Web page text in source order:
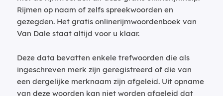
Rijmen op naam of zelfs spreekwoorden en
gezegden. Het gratis onlinerijmwoordenboek van
Van Dale staat altijd voor u klaar.
Deze data bevatten enkele trefwoorden die als
ingeschreven merk zijn geregistreerd of die van
een dergelijke merknaam zijn afgeleid. Uit opname
van deze woorden kan niet worden afgeleid dat